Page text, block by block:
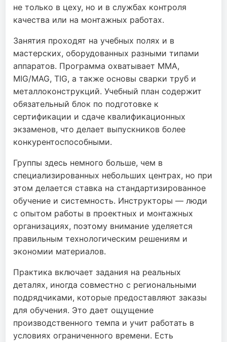
не только в цеху, но и в службах контроля
качества или на монтажных работах.
Занятия проходят на учебных полях и в
мастерских, оборудованных разными типами
аппаратов. Программа охватывает MMA,
MIG/MAG, TIG, а также основы сварки труб и
металлоконструкций. Учебный план содержит
обязательный блок по подготовке к
сертификации и сдаче квалификационных
экзаменов, что делает выпускников более
конкурентоспособными.
Группы здесь немного больше, чем в
специализированных небольших центрах, но при
этом делается ставка на стандартизированное
обучение и системность. Инструкторы — люди
с опытом работы в проектных и монтажных
организациях, поэтому внимание уделяется
правильным технологическим решениям и
экономии материалов.
Практика включает задания на реальных
деталях, иногда совместно с региональными
подрядчиками, которые предоставляют заказы
для обучения. Это дает ощущение
производственного темпа и учит работать в
условиях ограниченного времени. Есть